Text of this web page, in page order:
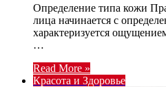
Определение типа кожи
лица начинается с
характеризуется
…
Read More »
Красота и Здоровье